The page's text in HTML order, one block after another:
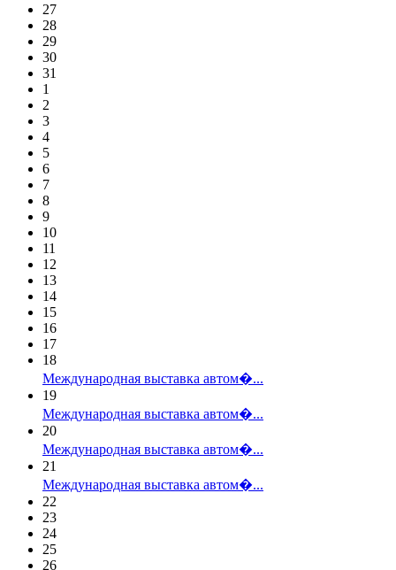
27
28
29
30
31
1
2
3
4
5
6
7
8
9
10
11
12
13
14
15
16
17
18
Международная выставка автом�...
19
Международная выставка автом�...
20
Международная выставка автом�...
21
Международная выставка автом�...
22
23
24
25
26